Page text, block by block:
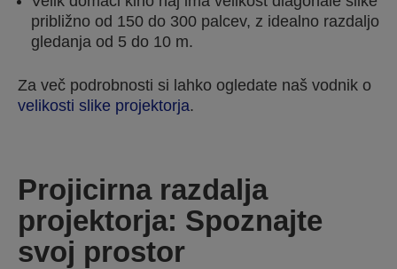
približno od 150 do 300 palcev, z idealno razdaljo
gledanja od 5 do 10 m.
Za več podrobnosti si lahko ogledate naš vodnik o
velikosti slike projektorja.
Projicirna razdalja
projektorja: Spoznajte
svoj prostor